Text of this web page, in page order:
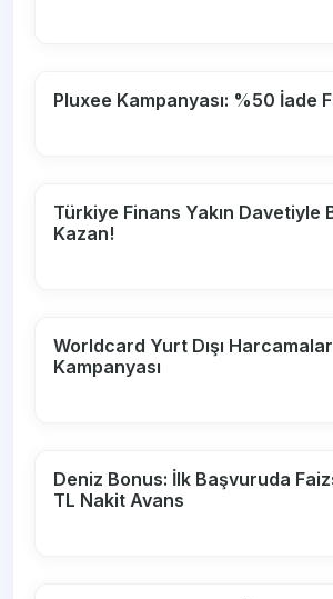
Pluxee Kampanyası: %50 İade
Türkiye Finans Yakın Davetiyle
Kazan!
Worldcard Yurt Dışı
Kampanyası
Deniz Bonus: İlk Başvuruda
TL Nakit Avans